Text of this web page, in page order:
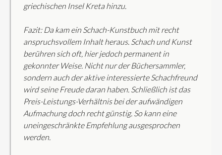
griechischen Insel Kreta hinzu.
Fazit: Da kam ein Schach-Kunstbuch mit recht
anspruchsvollem Inhalt heraus. Schach und Kunst
berühren sich oft, hier jedoch permanent in
gekonnter Weise. Nicht nur der Büchersammler,
sondern auch der aktive interessierte Schachfreund
wird seine Freude daran haben. Schließlich ist das
Preis-Leistungs-Verhältnis bei der aufwändigen
Aufmachung doch recht günstig. So kann eine
uneingeschränkte Empfehlung ausgesprochen
werden.